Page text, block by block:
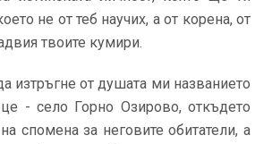
не от теб научих, а от корена, от
твоите кумири.
изтръгне от душата ми названието
- село Горно Озирово, откъдето
спомена за неговите обитатели, а